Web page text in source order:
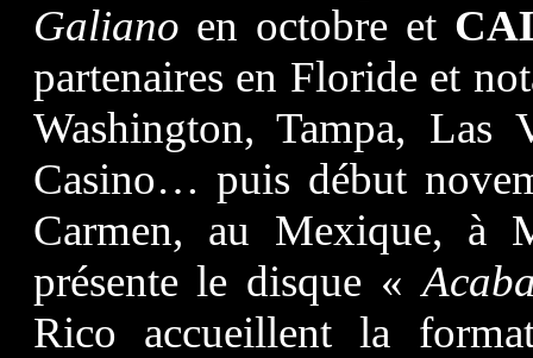
Galiano en octobre et
partenaires en Floride et
Washington, Tampa,
Casino… puis début
Carmen, au Mexique, à
présente le disque «
Rico accueillent la